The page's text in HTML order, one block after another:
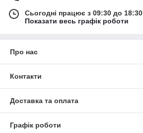
Сьогодні працює з 09:30 до 18:30
Показати весь графік роботи
Про нас
Контакти
Доставка та оплата
Графік роботи